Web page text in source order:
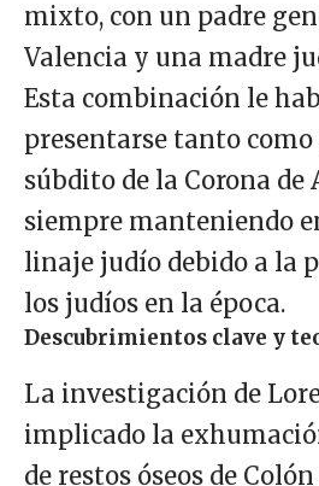
mixto, con un padre
Valencia y una madre
Esta combinación le
presentarse tanto como
súbdito de la Corona de
siempre manteniendo
linaje judío debido a la
los judíos en la época.
Descubrimientos clave y
La investigación de
implicado la
de restos óseos de